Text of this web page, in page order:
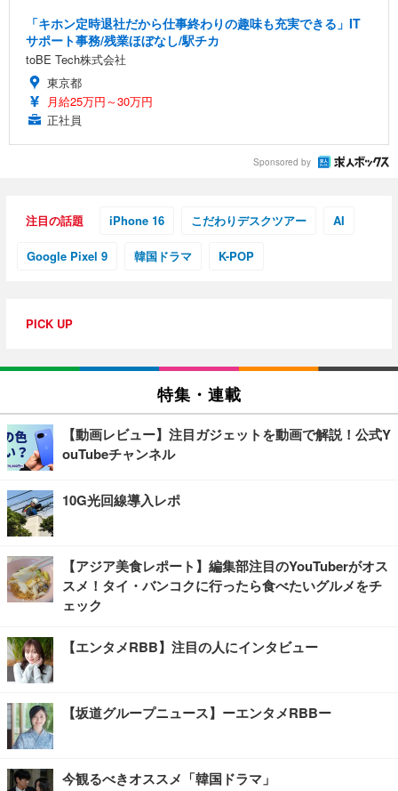
「キホン定時退社だから仕事終わりの趣味も充実できる」IT
サポート事務/残業ほぼなし/駅チカ
toBE Tech株式会社
東京都
月給25万円～30万円
正社員
Sponsored by
注目の話題 iPhone 16 こだわりデスクツアー AI
Google Pixel 9 韓国ドラマ K-POP
PICK UP
特集・連載
【動画レビュー】注目ガジェットを動画で解説！公式Y
ouTubeチャンネル
10G光回線導入レポ
【アジア美食レポート】編集部注目のYouTuberがオス
スメ！タイ・バンコクに行ったら食べたいグルメをチ
ェック
【エンタメRBB】注目の人にインタビュー
【坂道グループニュース】ーエンタメRBBー
今観るべきオススメ「韓国ドラマ」